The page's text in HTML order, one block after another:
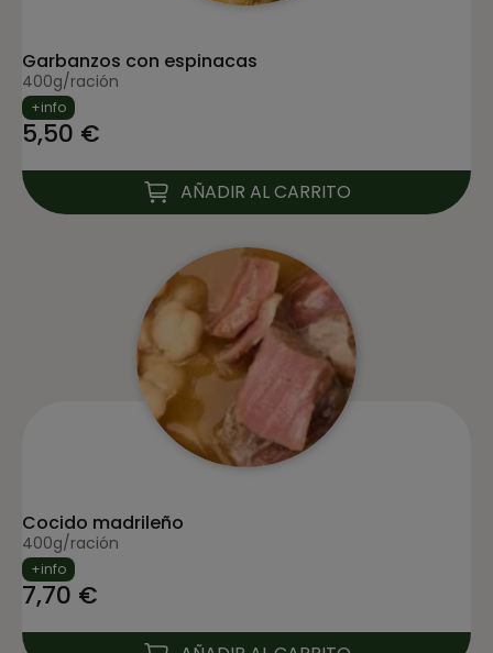
Garbanzos con espinacas
400g/ración
+info
5,50 €
AÑADIR AL CARRITO
Cocido madrileño
400g/ración
+info
7,70 €